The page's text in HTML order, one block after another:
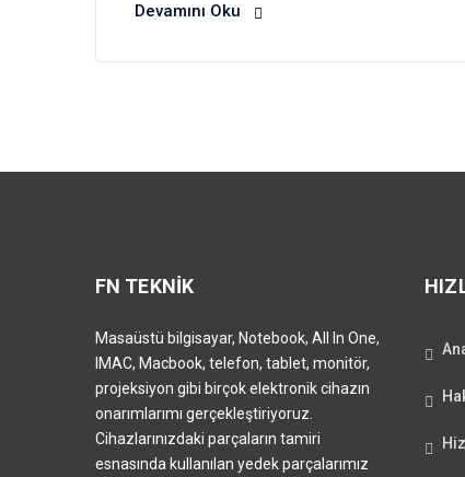
Devamını Oku
FN TEKNİK
Masaüstü bilgisayar, Notebook, All In One,
IMAC, Macbook, telefon, tablet, monitör,
projeksiyon gibi birçok elektronik cihazın
onarımlarımı gerçekleştiriyoruz.
Cihazlarınızdaki parçaların tamiri
esnasında kullanılan yedek parçalarımız